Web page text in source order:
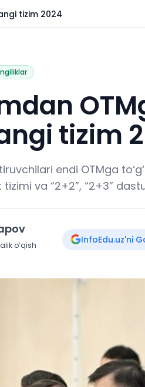
tizim 2024
tizim
endi OTMga
va “2+2”, “2+3”
o‘qish InfoEdu.uz'ni